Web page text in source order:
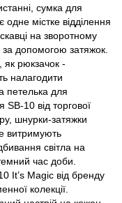
сумка для
одне містке відділення
на зворотному
за допомогою затяжок.
як рюкзачок -
налагодити
петелька для
SB-10 від торгової
шнурки-затяжки
витримують
світла на
час доби.
It’s Magic від бренду
колекції.